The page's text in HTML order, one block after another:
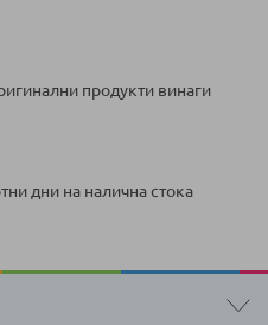
продукти винаги
дни на налична стока